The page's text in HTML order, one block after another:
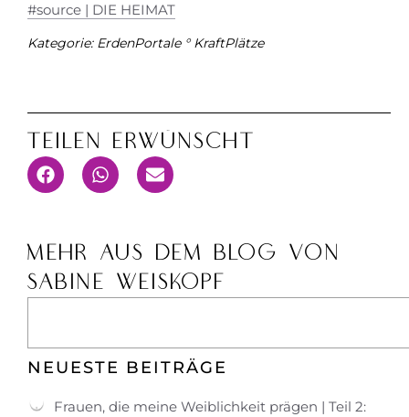
#source | DIE HEIMAT
Kategorie: ErdenPortale ° KraftPlätze
Teilen Erwünscht
MEHR AUS DEM BLOG VON
SABINE WEISKOPF
NEUESTE BEITRÄGE
Frauen, die meine Weiblichkeit prägen | Teil 2: